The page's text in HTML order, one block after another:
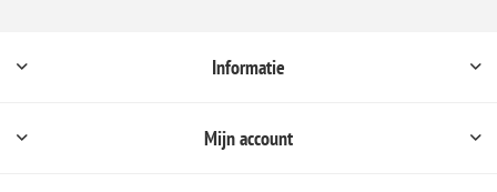
Informatie
Mijn account